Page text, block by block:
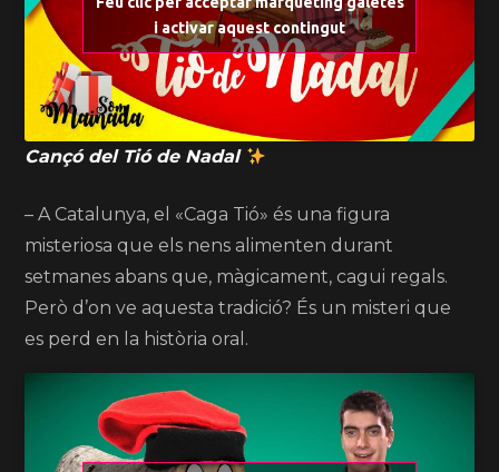
i activar aquest contingut
Cançó del Tió de Nadal
– A Catalunya, el «Caga Tió» és una figura
misteriosa que els nens alimenten durant
setmanes abans que, màgicament, cagui regals.
Però d’on ve aquesta tradició? És un misteri que
es perd en la història oral.